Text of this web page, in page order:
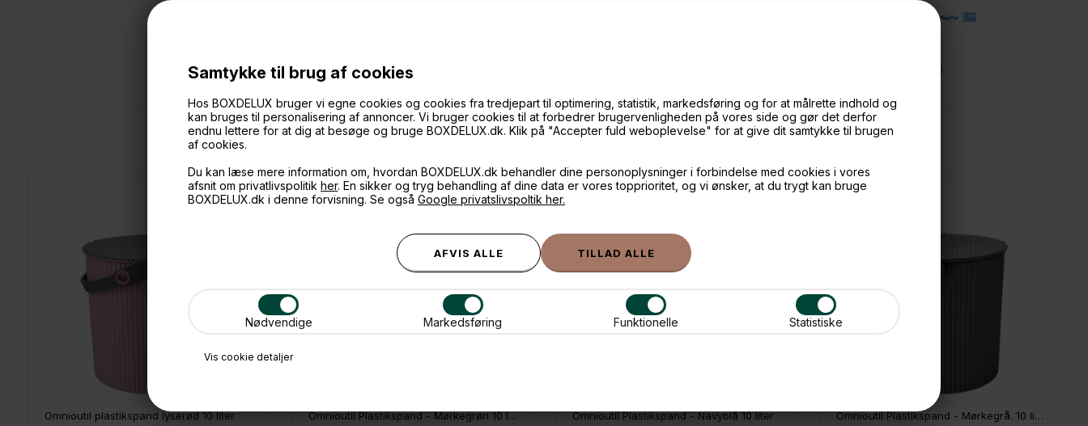
Samtykke til brug af cookies
Hos BOXDELUX bruger vi egne cookies og cookies fra tredjepart til optimering, statistik, markedsføring og for at målrette indhold og
kan bruges til personalisering af annoncer. Vi bruger cookies til at forbedrer brugervenligheden på vores side og gør det derfor
endnu lettere for at dig at besøge og bruge BOXDELUX.dk. Klik på "Accepter fuld weboplevelse" for at give dit samtykke til brugen
af cookies.
Du kan læse mere information om, hvordan BOXDELUX.dk behandler dine personoplysninger i forbindelse med cookies i vores
afsnit om privatlivspolitik her. En sikker og tryg behandling af dine data er vores topprioritet, og vi ønsker, at du trygt kan bruge
BOXDELUX.dk i denne forvisning. Se også Google privatslivspoltik her.
Nødvendige Markedsføring Funktionelle Statistiske
Vis cookie detaljer
(24/7)
ANDRE IDÉER
Omnioutil plastikspand lyserød 10 liter Omnioutil Plastikspand - Mørkegrøn 10 liter Omnioutil Plastikspand - Navyblå 10 liter Omnioutil Plastikspand - Mørkegrå. 10 liter